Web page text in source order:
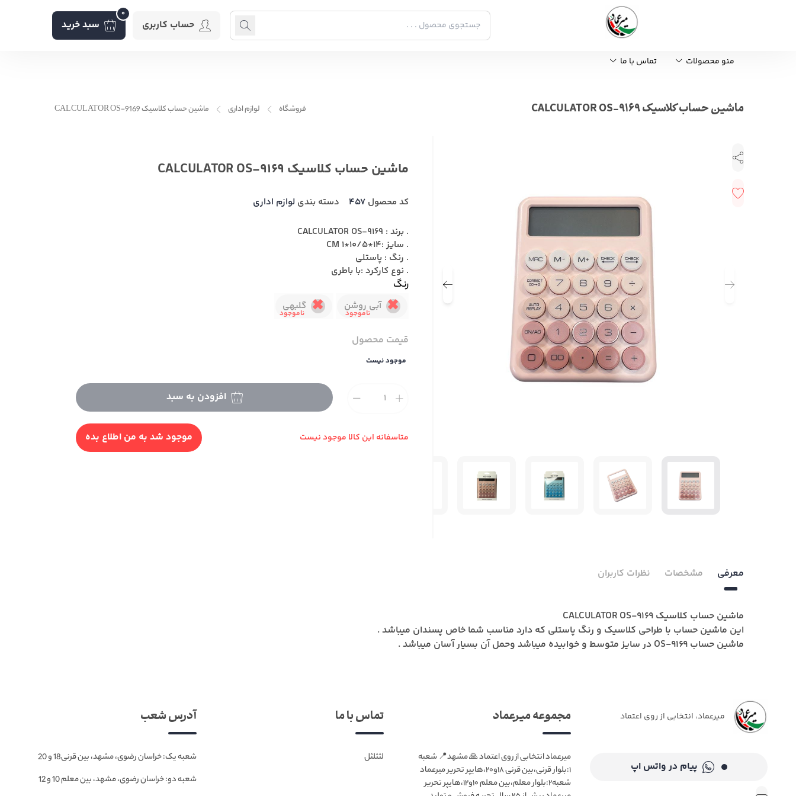
حساب کاربری سبد خرید
0
منو محصولات تماس با ما
ماشین حساب کلاسیک CALCULATOR OS-9169 فروشگاه لوازم اداری ماشین حساب کلاسیک CALCULATOR OS-9169
ماشین حساب کلاسیک CALCULATOR OS-9169
کد محصول 457 دسته بندی لوازم اداری
. برند : CALCULATOR OS-9169
. سایز :14*10/5*1 CM
. رنگ : پاستلی
. نوع کارکرد :با باطری
رنگ
آبی روشن گلبهی
قیمت محصول
موجود نیست
افزودن به سبد
متاسفانه این کالا موجود نیست موجود شد به من اطلاع بده
معرفی مشخصات نظرات کاربران
ماشین حساب کلاسیک CALCULATOR OS-9169
این ماشین حساب با طراحی کلاسیک و رنگ پاستلی که دارد مناسب شما خاص پسندان میباشد .
ماشین حساب OS-9169 در سایز متوسط و خوابیده میباشد وحمل آن بسیار آسان میباشد .
میرعماد، انتخابی از روی اعتماد
پیام در واتس اپ
مجموعه میرعماد
میرعماد انتخابی از روی اعتماد 🙏 مشهد📍 شعبه
۱:بلوار قرنی،بین قرنی ۱۸و۲۰،هایپر تحریر میرعماد
شعبه۲:بلوار معلم،بین معلم ۱۰و۱۲،هایپر تحریر
تماس با ما
لثثلثل
آدرس شعب
شعبه یک: خراسان رضوی، مشهد، بین قرنی18 و 20
شعبه دو: خراسان رضوی، مشهد، بین معلم 10 و 12